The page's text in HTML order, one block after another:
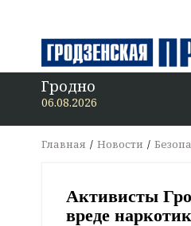
Гродно
06.08.2026
Главная Новости
Активисты
вреде